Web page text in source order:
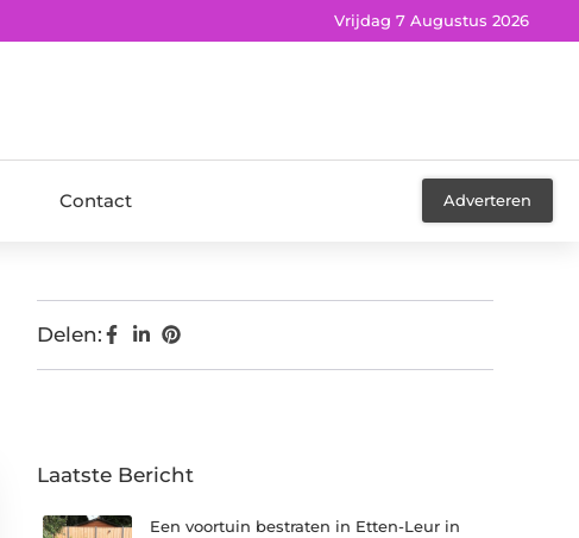
Vrijdag 7 Augustus 2026
Contact Adverteren
Delen:
Laatste Bericht
Een voortuin bestraten in Etten-Leur in